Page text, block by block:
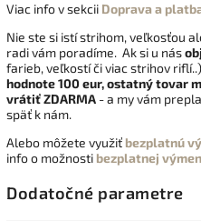
Viac info v sekcii Doprava a
Nie ste si istí strihom, veľkosťou
radi vám poradíme. Ak si u nás
farieb, veľkostí či viac strihov
hodnote 100 eur, ostatný tovar
vrátiťZDARMA - a my vám
späť k nám.
Alebo môžete využiť bezplatnú
info o možnosti bezplatnej
Dodatočné parametre